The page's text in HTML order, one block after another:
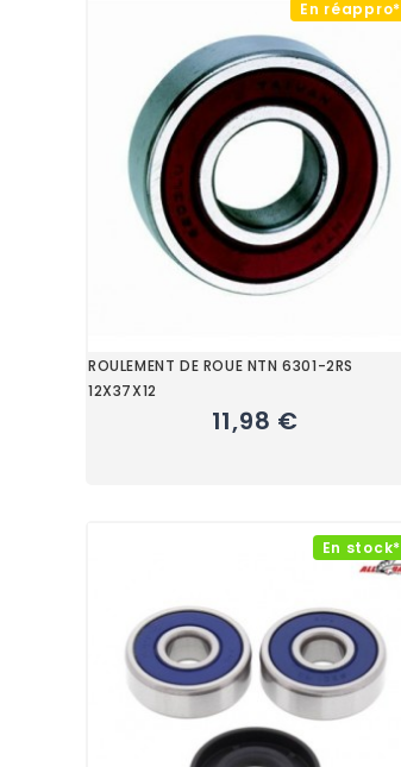
En réappro*
ROULEMENT DE ROUE NTN 6301-2RS
12X37X12
11,98 €
En stock*